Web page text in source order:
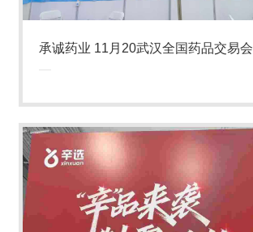
承诚药业 11月20武汉全国药品交易会